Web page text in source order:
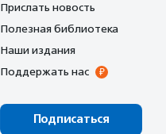
Прислать новость
Полезная библиотека
Наши издания
Поддержать нас
Подписаться